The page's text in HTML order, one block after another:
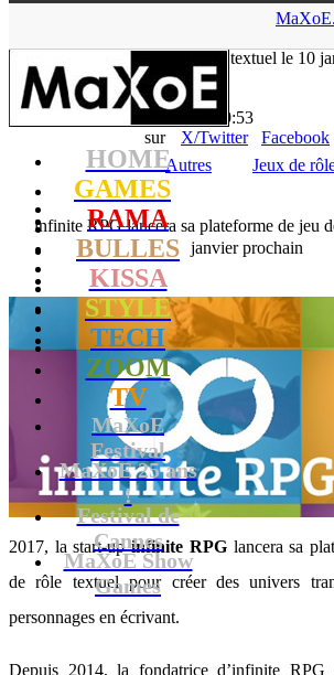
MaXoE.
HOME
GAMES
RAMA
BULLES
KISSA
STYLE
TECH
ZOOM
TV
MaXoE
Festival
MaXoE 25 ans
!
Festival de
Cannes
MaXoE Show
Games
plateforme de jeu de rôle textuel le 10
- 04.01.17, 19:53
sur
X/Twitter
Facebook
Autres
Jeux de
infinite RPG lancera sa plateforme de jeu
janvier prochain
2017, la start-upinfinite RPGlancera sa
de rôle textuel pour créer des univers
personnages en écrivant.
Depuis 2014, la fondatrice d’infinite RPG